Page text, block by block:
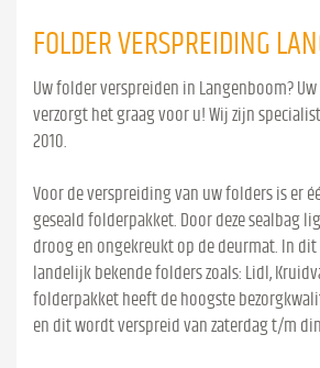
FOLDER VERSPREIDING
Uw folder verspreiden in Langenboom?
verzorgt het graag voor u! Wij zijn
2010.
Voor de verspreiding van uw folders is er
geseald folderpakket. Door deze sealbag
droog en ongekreukt op de deurmat. In
landelijk bekende folders zoals: Lidl,
folderpakket heeft de hoogste
en dit wordt verspreid van zaterdag t/m